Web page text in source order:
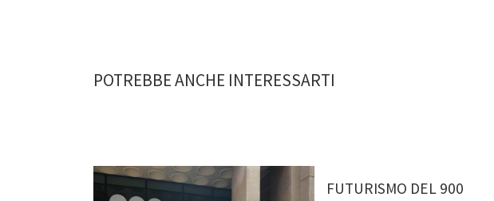
POTREBBE ANCHE INTERESSARTI
FUTURISMO DEL 900